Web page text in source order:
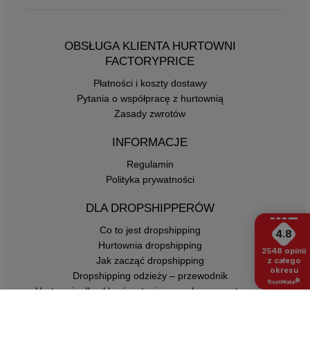
OBSŁUGA KLIENTA HURTOWNI
FACTORYPRICE
Płatności i koszty dostawy
Pytania o współpracę z hurtownią
Zasady zwrotów
INFORMACJE
Regulamin
Polityka prywatności
DLA DROPSHIPPERÓW
Co to jest dropshipping
Hurtownia dropshipping
Jak zacząć dropshipping
Dropshipping odzieży – przewodnik
Hurtownia dla sklepów stacjonarnych – zaopatrzenie
4.8
2548 opinii
z całego
okresu